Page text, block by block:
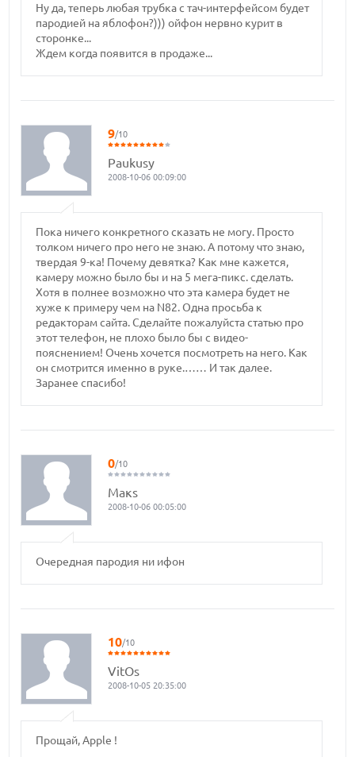
Ну да, теперь любая трубка с тач-интерфейсом будет
пародией на яблофон?))) ойфон нервно курит в
сторонке...
Ждем когда появится в продаже...
9/10
Paukusy
2008-10-06 00:09:00
Пока ничего конкретного сказать не могу. Просто
толком ничего про него не знаю. А потому что знаю,
твердая 9-ка! Почему девятка? Как мне кажется,
камеру можно было бы и на 5 мега-пикс. сделать.
Хотя в полнее возможно что эта камера будет не
хуже к примеру чем на N82. Одна просьба к
редакторам сайта. Сделайте пожалуйста статью про
этот телефон, не плохо было бы с видео-
пояснением! Очень хочется посмотреть на него. Как
он смотрится именно в руке.…… И так далее.
Заранее спасибо!
0/10
Макs
2008-10-06 00:05:00
Очередная пародия ни ифон
10/10
VitOs
2008-10-05 20:35:00
Прощай, Apple !